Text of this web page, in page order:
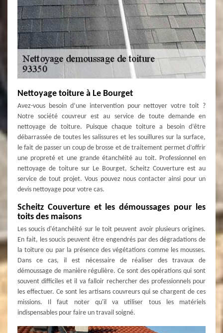
Nettoyage toiture à Le Bourget
Avez-vous besoin d’une intervention pour nettoyer votre toit ?
Notre société couvreur est au service de toute demande en
nettoyage de toiture. Puisque chaque toiture a besoin d’être
débarrassée de toutes les salissures et les souillures sur la surface,
le fait de passer un coup de brosse et de traitement permet d’offrir
une propreté et une grande étanchéité au toit. Professionnel en
nettoyage de toiture sur Le Bourget, Scheitz Couverture est au
service de tout projet. Vous pouvez nous contacter ainsi pour un
devis nettoyage pour votre cas.
Scheitz Couverture et les démoussages pour les
toits des maisons
Les soucis d'étanchéité sur le toit peuvent avoir plusieurs origines.
En fait, les soucis peuvent être engendrés par des dégradations de
la toiture ou par la présence des végétations comme les mousses.
Dans ce cas, il est nécessaire de réaliser des travaux de
démoussage de manière régulière. Ce sont des opérations qui sont
souvent difficiles et il va falloir rechercher des professionnels pour
les effectuer. Ce sont les artisans couvreurs qui se chargent de ces
missions. Il faut noter qu'il va utiliser tous les matériels
indispensables pour faire un travail soigné.